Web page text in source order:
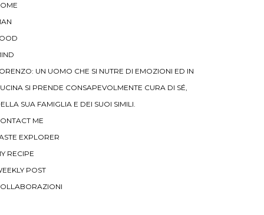
UN UOMO CHE SI NUTRE DI EMOZIONI ED IN
SI PRENDE CONSAPEVOLMENTE CURA DI SÉ,
SUA FAMIGLIA E DEI SUOI SIMILI.
ME
EXPLORER
RECIPE
POST